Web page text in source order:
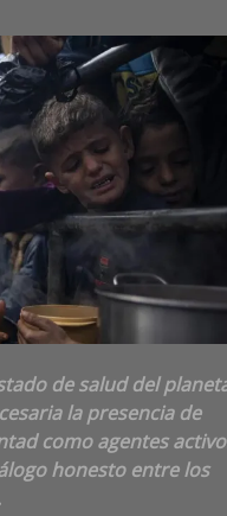
de salud del
la presencia de
como agentes
honesto entre los